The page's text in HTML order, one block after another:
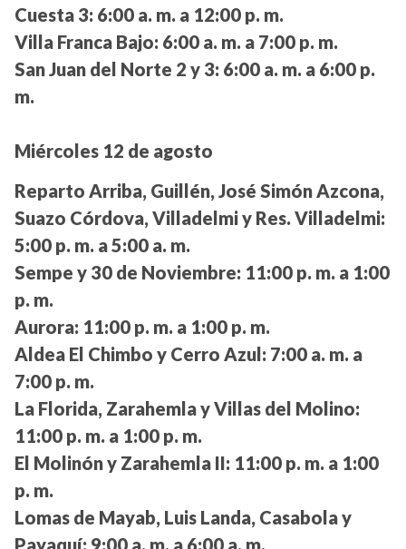
Cuesta 3: 6:00 a. m. a 12:00 p. m.
Villa Franca Bajo: 6:00 a. m. a 7:00 p. m.
San Juan del Norte 2 y 3: 6:00 a. m. a 6:00 p.
m.
Miércoles 12 de agosto
Reparto Arriba, Guillén, José Simón Azcona,
Suazo Córdova, Villadelmi y Res. Villadelmi:
5:00 p. m. a 5:00 a. m.
Sempe y 30 de Noviembre: 11:00 p. m. a 1:00
p. m.
Aurora: 11:00 p. m. a 1:00 p. m.
Aldea El Chimbo y Cerro Azul: 7:00 a. m. a
7:00 p. m.
La Florida, Zarahemla y Villas del Molino:
11:00 p. m. a 1:00 p. m.
El Molinón y Zarahemla II: 11:00 p. m. a 1:00
p. m.
Lomas de Mayab, Luis Landa, Casabola y